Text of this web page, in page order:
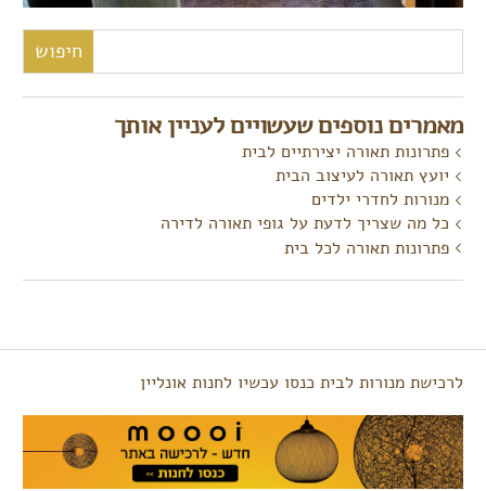
מאמרים נוספים שעשויים לעניין אותך
פתרונות תאורה יצירתיים לבית
יועץ תאורה לעיצוב הבית
מנורות לחדרי ילדים
כל מה שצריך לדעת על גופי תאורה לדירה
פתרונות תאורה לכל בית
לרכישת מנורות לבית כנסו עכשיו לחנות אונליין